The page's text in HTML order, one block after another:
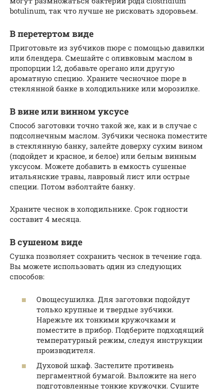
botulinum, так что лучше не рисковать здоровьем.
В перетертом виде
Приготовьте из зубчиков пюре с помощью давилки
или блендера. Смешайте с оливковым маслом в
пропорции 1:2, добавьте орегано или другую
ароматную специю. Храните чесночное пюре в
стеклянной банке в холодильнике или морозилке.
В вине или винном уксусе
Способ заготовки точно такой же, как и в случае с
подсолнечным маслом. Зубчики чеснока поместите
в стеклянную банку, залейте доверху сухим вином
(подойдет и красное, и белое) или белым винным
уксусом. Можете добавить в емкость сушеные
итальянские травы, лавровый лист или острые
специи. Потом взболтайте банку.
Храните чеснок в холодильнике. Срок годности
составит 4 месяца.
В сушеном виде
Сушка позволяет сохранить чеснок в течение года.
Вы можете использовать один из следующих
способов:
Овощесушилка. Для заготовки подойдут
только крупные и твердые зубчики.
Нарежьте их тонкими кружочками и
поместите в прибор. Подберите подходящий
температурный режим, следуя инструкции
производителя.
Духовой шкаф. Застелите противень
пергаментной бумагой. Выложите на него
подготовленные тонкие кружочки. Сушите